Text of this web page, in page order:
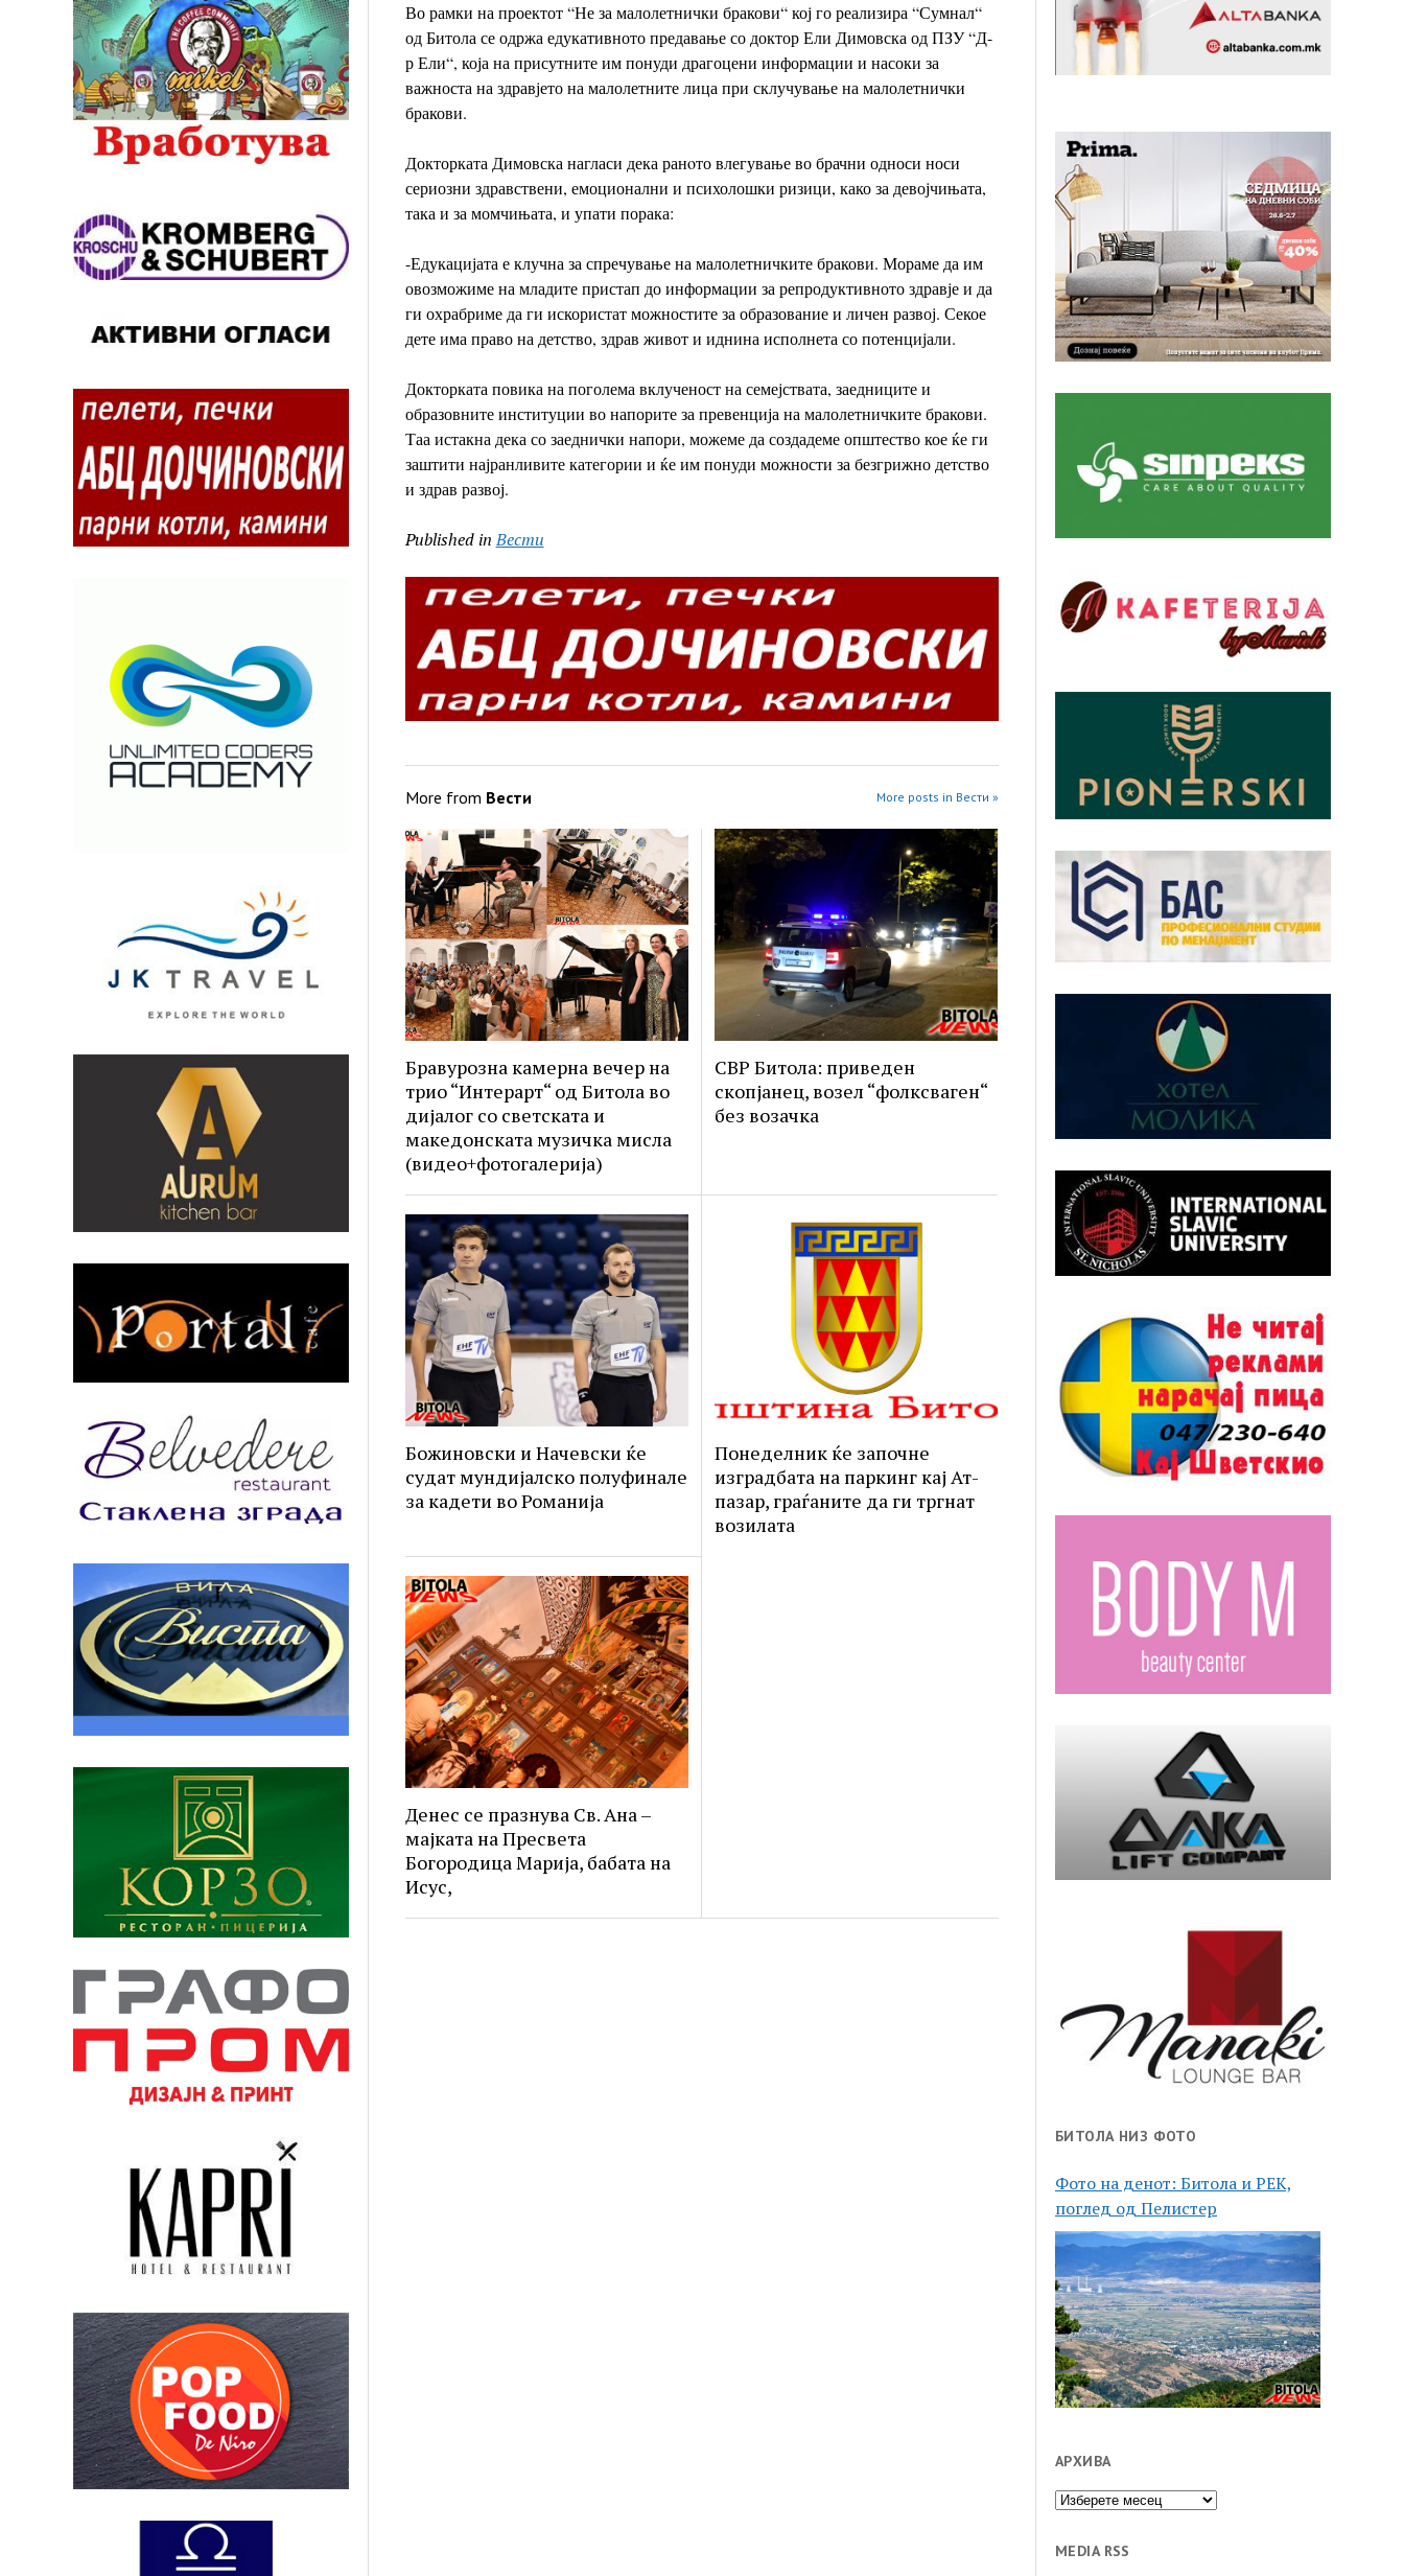
Во рамки на проектот “Не за малолетнички бракови“ кој го реализира “Сумнал“
од Битола се одржа едукативното предавање со доктор Ели Димовска од ПЗУ “Д-
р Ели“, која на присутните им понуди драгоцени информации и насоки за
важноста на здравјето на малолетните лица при склучување на малолетнички
бракови.
Докторката Димовска нагласи дека ранoто влегување во брачни односи носи
сериозни здравствени, емоционални и психолошки ризици, како за девојчињата,
така и за момчињата, и упати порака:
-Едукацијата е клучна за спречување на малолетничките бракови. Мораме да им
овозможиме на младите пристап до информации за репродуктивното здравје и да
ги охрабриме да ги искористат можностите за образование и личен развој. Секое
дете има право на детство, здрав живот и иднина исполнета со потенцијали.
Докторката повика на поголема вклученост на семејствата, заедниците и
образовните институции во напорите за превенција на малолетничките бракови.
Таа истакна дека со заеднички напори, можеме да создадеме општество кое ќе ги
заштити најранливите категории и ќе им понуди можности за безгрижно детство
и здрав развој.
Published in Вести
More from Вести More posts in Вести »
Бравурозна камерна вечер на
трио “Интерарт“ од Битола во
дијалог со светската и
македонската музичка мисла
(видео+фотогалерија)
СВР Битола: приведен
скопјанец, возел “фолксваген“
без возачка
Божиновски и Начевски ќе
судат мундијалско полуфинале
за кадети во Романија
Понеделник ќе започне
изградбата на паркинг кај Ат-
пазар, граѓаните да ги тргнат
возилата
Денес се празнува Св. Ана –
мајката на Пресвета
Богородица Марија, бабата на
Исус,
БИТОЛА НИЗ ФОТО
Фото на денот: Битола и РЕК,
поглед од Пелистер
АРХИВА
Архива
MEDIA RSS